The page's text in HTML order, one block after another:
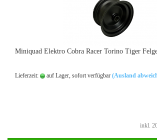
Miniquad Elektro Cobra Racer Torino Tiger
Lieferzeit: auf Lager, sofort verfügbar (Ausland
inkl.